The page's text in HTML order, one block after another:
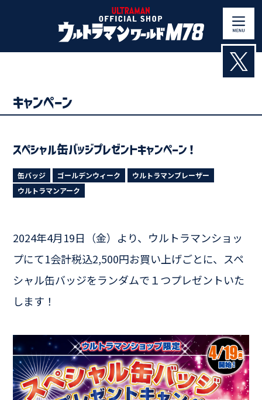
キャンペーン
スペシャル缶バッジプレゼントキャンペーン！
缶バッジ ゴールデンウィーク
ウルトラマンブレーザー
ウルトラマンアーク
2024年4月19日（金）より、ウルトラマンショッ
プにて1会計税込2,500円お買い上げごとに、スペ
シャル缶バッジをランダムで１つプレゼントいた
します！